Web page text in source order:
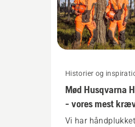
Historier og
Mød Husqvarna
- vores mest
brugere
Vi har